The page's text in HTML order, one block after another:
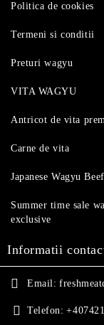
Politica de cookies
Termeni si conditii
Preturi wagyu
VITA WAGYU
Antricot de vita
Carne de vita
Japanese Wagyu
Summer time sale
exclusive
Informatii
Email:
Telefon: